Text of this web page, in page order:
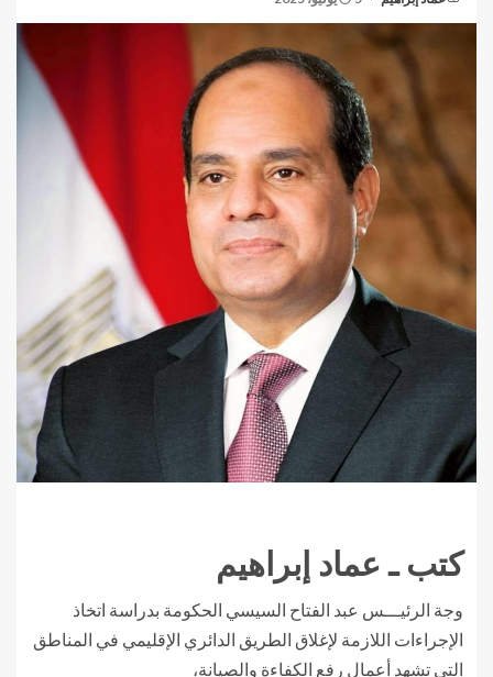
كتب ـ عماد إبراهيم
وجة الرئيـــس عبد الفتاح السيسي الحكومة بدراسة اتخاذ
الإجراءات اللازمة لإغلاق الطريق الدائري الإقليمي في المناطق
التي تشهد أعمال رفع الكفاءة والصيانة،